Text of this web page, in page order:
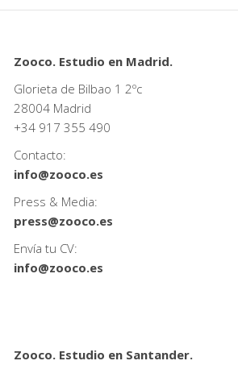
Zooco. Estudio en Madrid.
Glorieta de Bilbao 1 2ºc
28004 Madrid
+34 917 355 490
Contacto:
info@zooco.es
Press & Media:
press@zooco.es
Envía tu CV:
info@zooco.es
Zooco. Estudio en Santander.